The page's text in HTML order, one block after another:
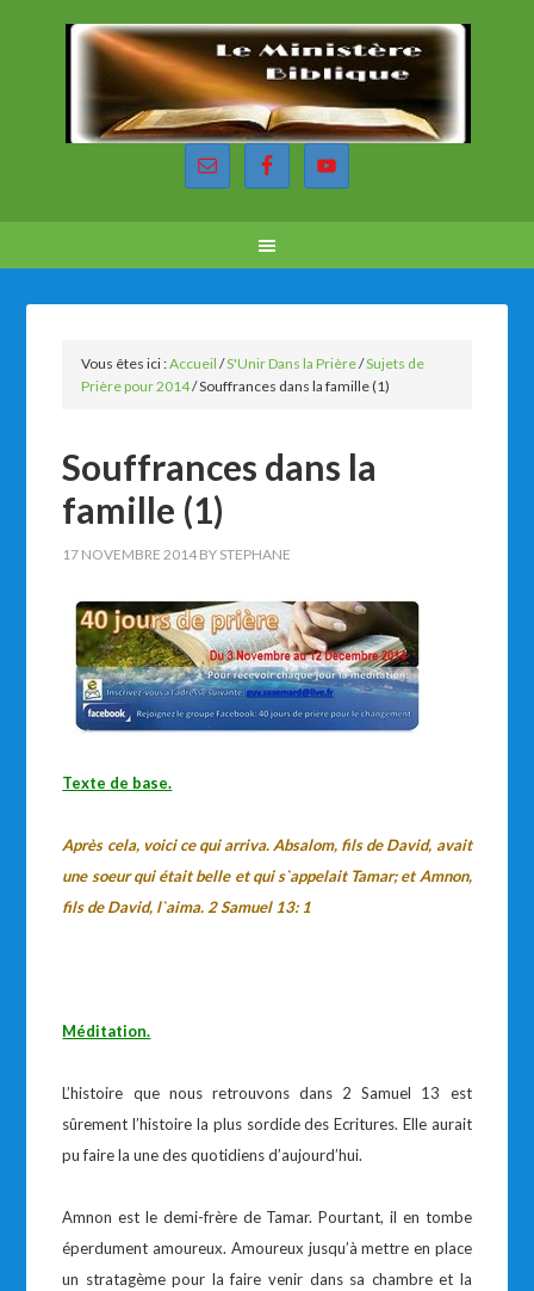
Vous êtes ici :Accueil /S'Unir Dans la Prière/Sujets de
Prière pour 2014/Souffrances dans la famille (1)
Souffrances dans la
famille (1)
17 NOVEMBRE 2014 BY STEPHANE
Texte de base.
Après cela, voici ce qui arriva. Absalom, fils de David, avait
une soeur qui était belle et qui s`appelait Tamar; et Amnon,
fils de David, l`aima. 2 Samuel 13: 1
Méditation.
L’histoire que nous retrouvons dans 2 Samuel 13 est
sûrement l’histoire la plus sordide des Ecritures. Elle aurait
pu faire la une des quotidiens d’aujourd’hui.
Amnon est le demi-frère de Tamar. Pourtant, il en tombe
éperdument amoureux. Amoureux jusqu’à mettre en place
un stratagème pour la faire venir dans sa chambre et la